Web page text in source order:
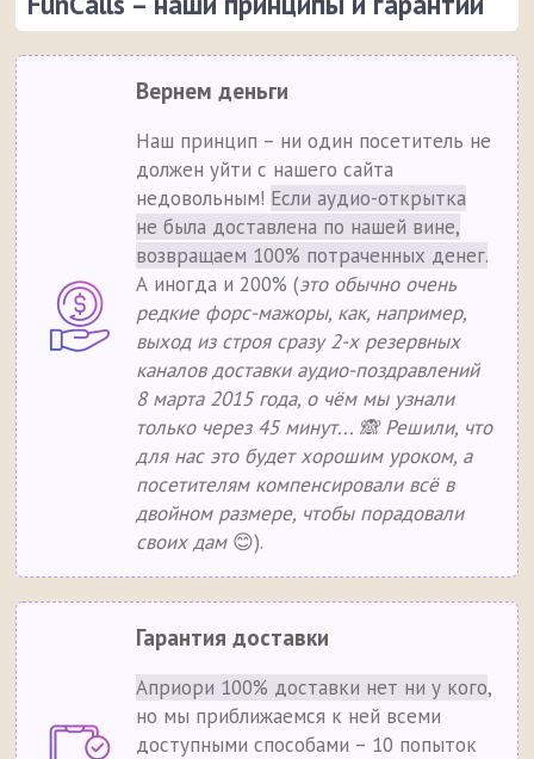
Вернем деньги
Наш принцип – ни один посетитель не
должен уйти с нашего сайта
недовольным! Если аудио-открытка
не была доставлена по нашей вине,
возвращаем 100% потраченных денег.
А иногда и 200% (это обычно очень
редкие форс-мажоры, как, например,
выход из строя сразу 2-х резервных
каналов доставки аудио-поздравлений
8 марта 2015 года, о чём мы узнали
только через 45 минут... 🙈 Решили, что
для нас это будет хорошим уроком, а
посетителям компенсировали всё в
двойном размере, чтобы порадовали
своих дам😊).
Гарантия доставки
Априори 100% доставки нет ни у кого,
но мы приближаемся к ней всеми
доступными способами – 10 попыток